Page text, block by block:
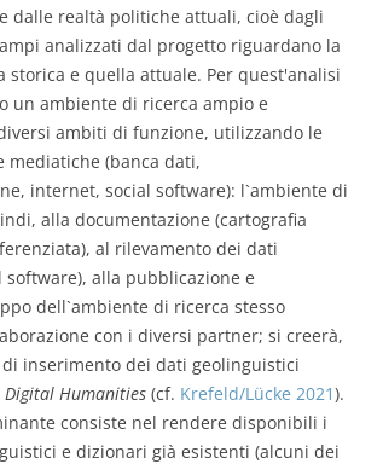
dalle realtà politiche attuali, cioè dagli
analizzati dal progetto riguardano la
storica e quella attuale. Per quest'analisi
un ambiente di ricerca ampio e
ambiti di funzione, utilizzando le
mediatiche (banca dati,
internet, social software): l`ambiente di
alla documentazione (cartografia
al rilevamento dei dati
software), alla pubblicazione e
dell`ambiente di ricerca stesso
con i diversi partner; si creerà,
inserimento dei dati geolinguistici
Digital Humanities (cf. Krefeld/Lücke 2021).
consiste nel rendere disponibili i
e dizionari già esistenti (alcuni dei